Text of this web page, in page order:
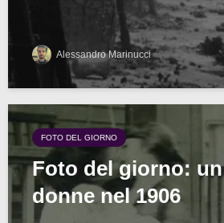
Alessandro Marinucci
FOTO DEL GIORNO
Foto del giorno:
donne nel 1906